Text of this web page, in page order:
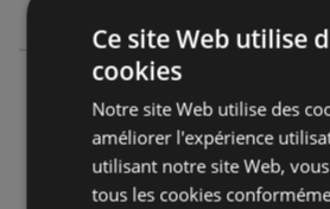
Intermarché
41 rue Jacques Offenbach 41
44600 Saint-Nazaire
OFFRES: 0
Ce site Web utilise
cookies
Notre site Web utilise des
améliorer l'expérience
utilisant notre site Web,
tous les cookies